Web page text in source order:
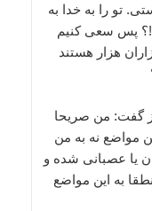
تو را به خدا به
پس سعی كنیم
هزار هستند
گفت: من صریحا
مواضع نه به من
یا عصبانی شده و
به این مواضع